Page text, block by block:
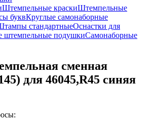
Штемпельные краскиШтемпельные
буквКруглые самонаборные
стандартныеОснастки для
штемпельные подушкиСамонаборные
сменная
для 46045,R45 синяя